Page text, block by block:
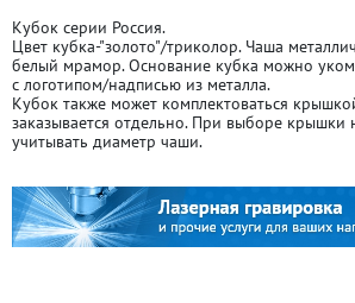
Кубок серии Россия.
Цвет кубка-"золото"/триколор. Чаша
белый мрамор. Основание кубка можно
с логотипом/надписью из металла.
Кубок также может комплектоваться
заказывается отдельно. При выборе крышки
учитывать диаметр чаши.